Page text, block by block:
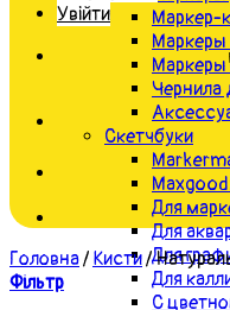
Маркер-
Чернила
Скетчбуки
Для
Для
Для
Для
С
Увійти
Головна/ Кисти/
Фільтр